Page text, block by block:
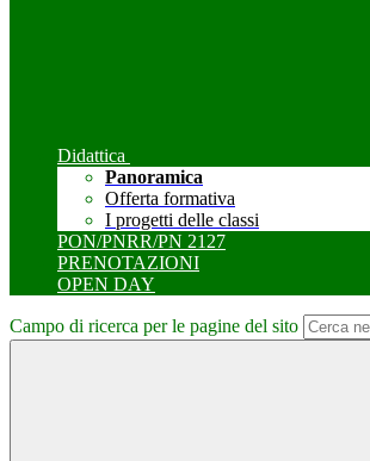
Didattica
Panoramica
Offerta formativa
I progetti delle classi
PON/PNRR/PN 2127
PRENOTAZIONI
OPEN DAY
Campo di ricerca per le pagine del sito